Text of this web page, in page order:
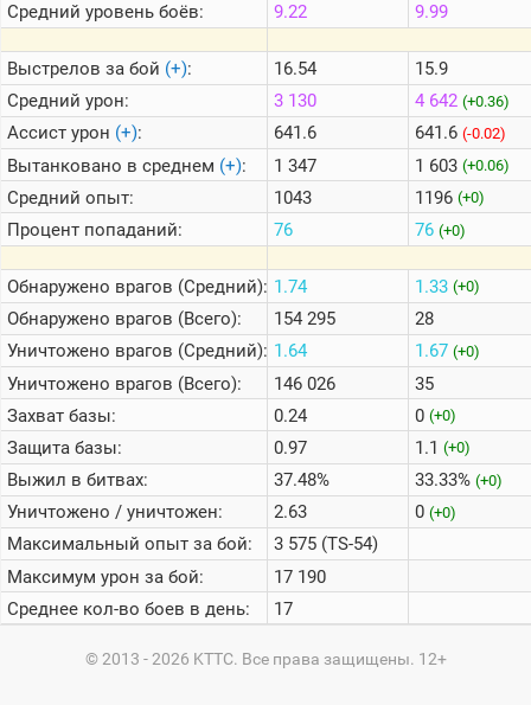
Средний уровень боёв:
Выстрелов за бой (+):
Средний урон:
Ассист урон (+):
Вытанковано в среднем (+):
Средний опыт:
Процент попаданий:
Обнаружено врагов (Средний):
Обнаружено врагов (Всего):
Уничтожено врагов (Средний):
Уничтожено врагов (Всего):
Захват базы:
Защита базы:
Выжил в битвах:
Уничтожено / уничтожен:
Максимальный опыт за бой:
Максимум урон за бой:
Среднее кол-во боев в день:
9.22
16.54
3 130
641.6
1 347
1043
76
1.74
154 295
1.64
146 026
0.24
0.97
37.48%
2.63
3 575 (TS-54)
17 190
17
9.99
15.9
4 642 (+0.36)
641.6 (-0.02)
1 603 (+0.06)
1196 (+0)
76 (+0)
1.33 (+0)
28
1.67 (+0)
35
0 (+0)
1.1 (+0)
33.33% (+0)
0 (+0)
© 2013 - 2026 KTTC. Все права защищены. 12+